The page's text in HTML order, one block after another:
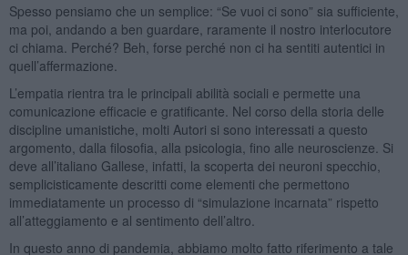
Spesso pensiamo che un semplice: “Se vuoi ci sono” sia sufficiente,
ma poi, andando a ben guardare, raramente il nostro interlocutore
ci chiama. Perché? Beh, forse perché non ci ha sentiti autentici in
quell’affermazione.
L’empatia rientra tra le principali abilità sociali e permette una
comunicazione efficacie e gratificante. Nel corso della storia delle
discipline umanistiche, molti Autori si sono interessati a questo
argomento, dalla filosofia, alla psicologia, fino alle neuroscienze. Si
deve all’italiano Gallese, infatti, la scoperta dei neuroni specchio,
semplicisticamente descritti come elementi che permettono
immediatamente un processo di “simulazione incarnata” rispetto
all’atteggiamento e al sentimento dell’altro.
In questo anno di pandemia, abbiamo molto fatto riferimento a tale